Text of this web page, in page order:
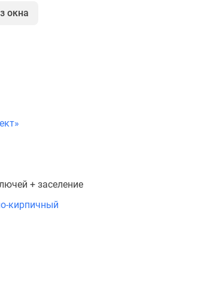
окна
+ заселение
кирпичный